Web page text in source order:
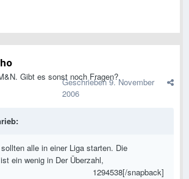
Gibt es sonst noch Fragen?
Geschrieben9. November
2006
alle in einer Liga starten. Die
ein wenig in Der Überzahl,
1294538[/snapback]